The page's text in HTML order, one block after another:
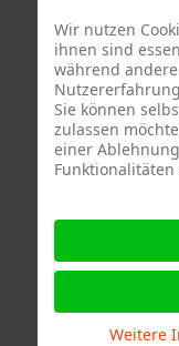
Wir nutzen
ihnen sind
während
Sie können
zulassen
einer
Weitere